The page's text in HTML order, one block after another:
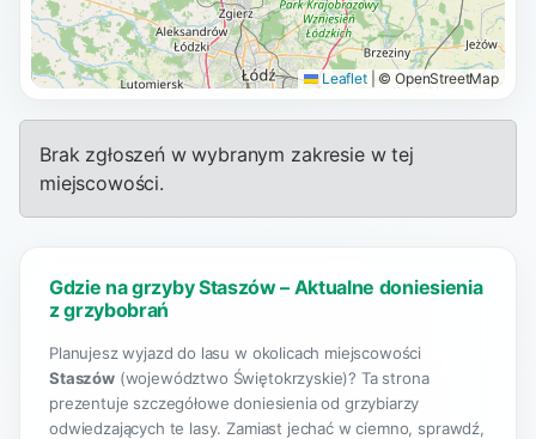
Leaflet © OpenStreetMap
Brak zgłoszeń w wybranym zakresie w tej
miejscowości.
Gdzie na grzyby Staszów – Aktualne doniesienia
z grzybobrań
Planujesz wyjazd do lasu w okolicach miejscowości
Staszów(województwo Świętokrzyskie)? Ta strona
prezentuje szczegółowe doniesienia od grzybiarzy
odwiedzających te lasy. Zamiast jechać w ciemno, sprawdź,